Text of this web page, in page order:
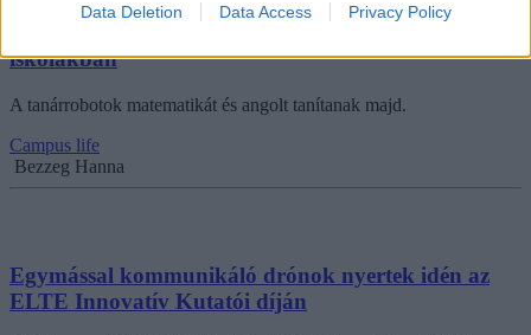
Data Deletion Data Access Privacy Policy
iskolákban
A tanárrobotok matematikát és angolt tanítanak majd.
Campus life
Bezzeg Hanna
Egymással kommunikáló drónok nyertek idén az
ELTE Innovatív Kutatói díján